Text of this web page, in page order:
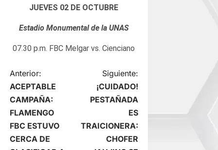
JUEVES 02 DE OCTUBRE
Estadio Monumental de la UNAS
07.30 p.m. FBC Melgar vs. Cienciano
N
a
v
e
Anterior:
ACEPTABLE
CAMPAÑA:
FLAMENGO
FBC ESTUVO
CERCA DE
Siguiente:
¡CUIDADO!
PESTAÑADA
ES
TRAICIONERA:
CHOFER